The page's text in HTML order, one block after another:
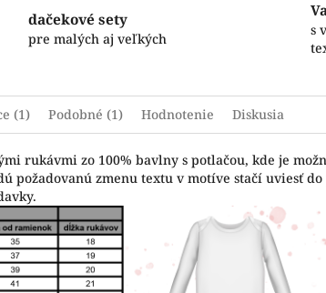
dačekové sety
pre malých aj veľkých
s
(1) Podobné (1) Hodnotenie Diskusia
rukávmi zo 100% bavlny s potlačou, kde je
požadovanú zmenu textu v motíve stačí uviesť